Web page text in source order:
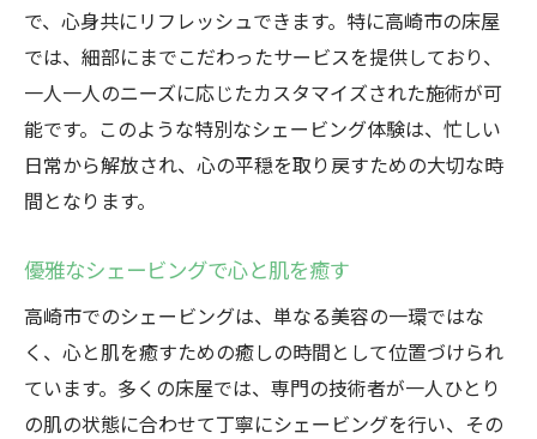
で、心身共にリフレッシュできます。特に高崎市の床屋
では、細部にまでこだわったサービスを提供しており、
一人一人のニーズに応じたカスタマイズされた施術が可
能です。このような特別なシェービング体験は、忙しい
日常から解放され、心の平穏を取り戻すための大切な時
間となります。
優雅なシェービングで心と肌を癒す
高崎市でのシェービングは、単なる美容の一環ではな
く、心と肌を癒すための癒しの時間として位置づけられ
ています。多くの床屋では、専門の技術者が一人ひとり
の肌の状態に合わせて丁寧にシェービングを行い、その